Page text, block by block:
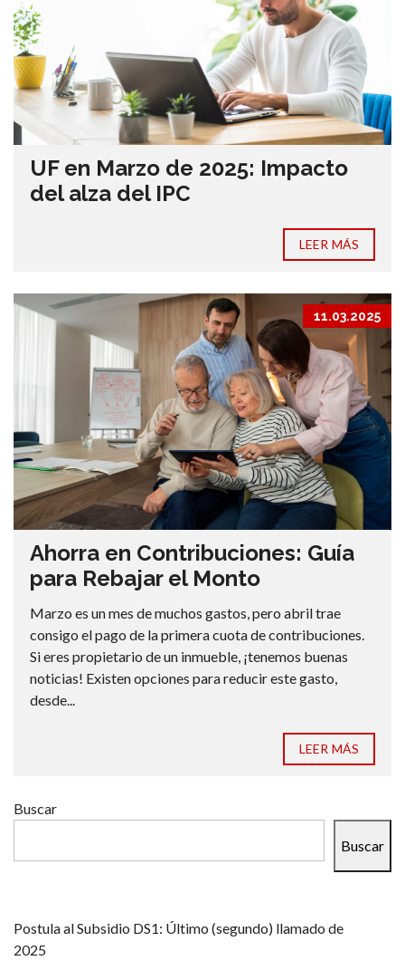
UF en Marzo de 2025: Impacto
del alza del IPC
LEER MÁS
11.03.2025
Ahorra en Contribuciones: Guía
para Rebajar el Monto
Marzo es un mes de muchos gastos, pero abril trae
consigo el pago de la primera cuota de contribuciones.
Si eres propietario de un inmueble, ¡tenemos buenas
noticias! Existen opciones para reducir este gasto,
desde...
LEER MÁS
Buscar
Buscar
Postula al Subsidio DS1: Último (segundo) llamado de
2025